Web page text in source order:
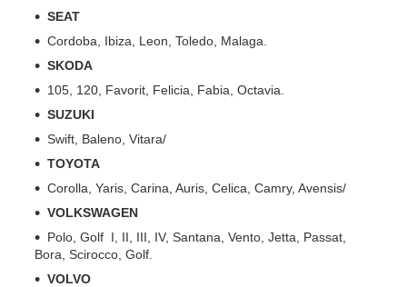
SEAT
Cordoba, Ibiza, Leon, Toledo, Malaga.
SKODA
105, 120, Favorit, Felicia, Fabia, Octavia.
SUZUKI
Swift, Baleno, Vitara/
TOYOTA
Corolla, Yaris, Carina, Auris, Celica, Camry, Avensis/
VOLKSWAGEN
Polo, Golf I, II, III, IV, Santana, Vento, Jetta, Passat,
Bora, Scirocco, Golf.
VOLVO